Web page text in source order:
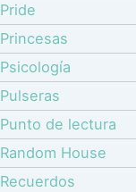
Pride
Princesas
Psicología
Pulseras
Punto de lectura
Random House
Recuerdos